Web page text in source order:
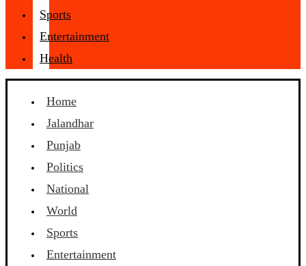
Sports
Entertainment
Health
Home
Jalandhar
Punjab
Politics
National
World
Sports
Entertainment